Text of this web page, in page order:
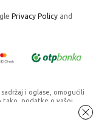
Privacy Policy and
i oglase, omogućili
tako, podatke o vašoj
medije,
podacima koje ste im